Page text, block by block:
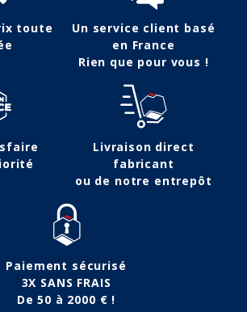
toute
Un service client basé
en France
Rien que pour vous !
Livraison direct
fabricant
ou de notre entrepôt
Paiement sécurisé
3X SANS FRAIS
De 50 à 2000 € !